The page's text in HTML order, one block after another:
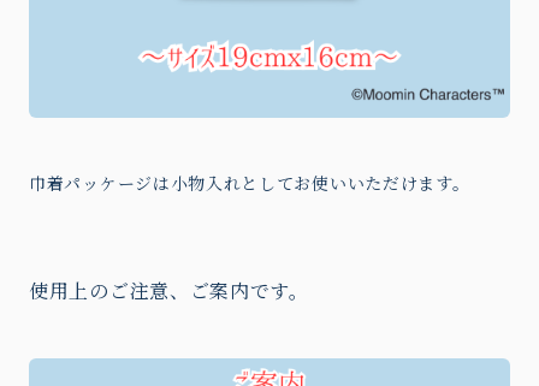
巾着パッケージは小物入れとしてお使いいただけます。
使用上のご注意、ご案内です。